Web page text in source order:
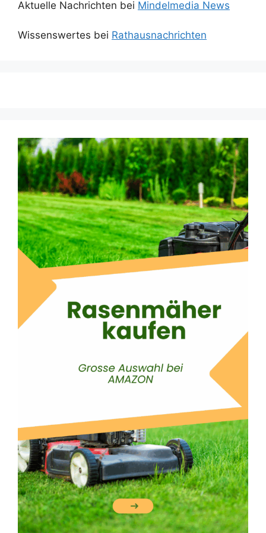
Aktuelle Nachrichten bei Mindelmedia News
Wissenswertes bei Rathausnachrichten